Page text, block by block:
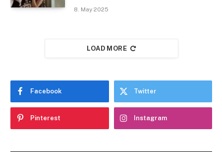
8. May 2025
LOAD MORE
Facebook Twitter
Pinterest Instagram